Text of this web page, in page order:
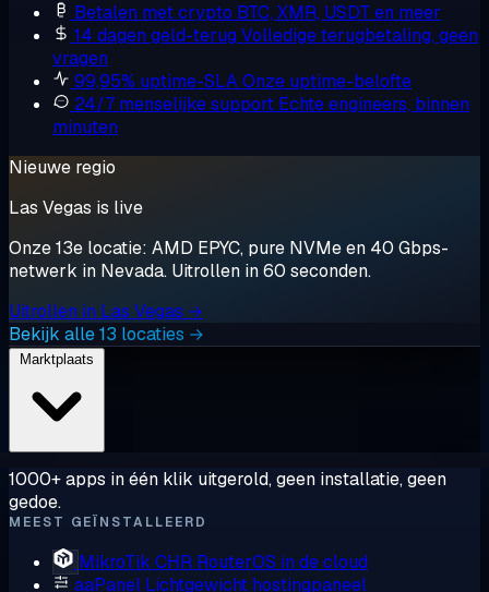
Betalen met crypto BTC, XMR, USDT en meer
14 dagen geld-terug Volledige terugbetaling, geen
vragen
99,95% uptime-SLAOnze uptime-belofte
24/7 menselijke support Echte engineers, binnen
minuten
Nieuwe regio
Las Vegas is live
Onze 13e locatie: AMD EPYC, pure NVMe en 40 Gbps-
netwerk in Nevada. Uitrollen in 60 seconden.
Uitrollen in Las Vegas →
Bekijk alle 13 locaties →
1000+ apps in één klik uitgerold, geen installatie, geen
gedoe.
MEEST GEÏNSTALLEERD
MikroTik CHR RouterOS in de cloud
aaPanel Lichtgewicht hostingpaneel